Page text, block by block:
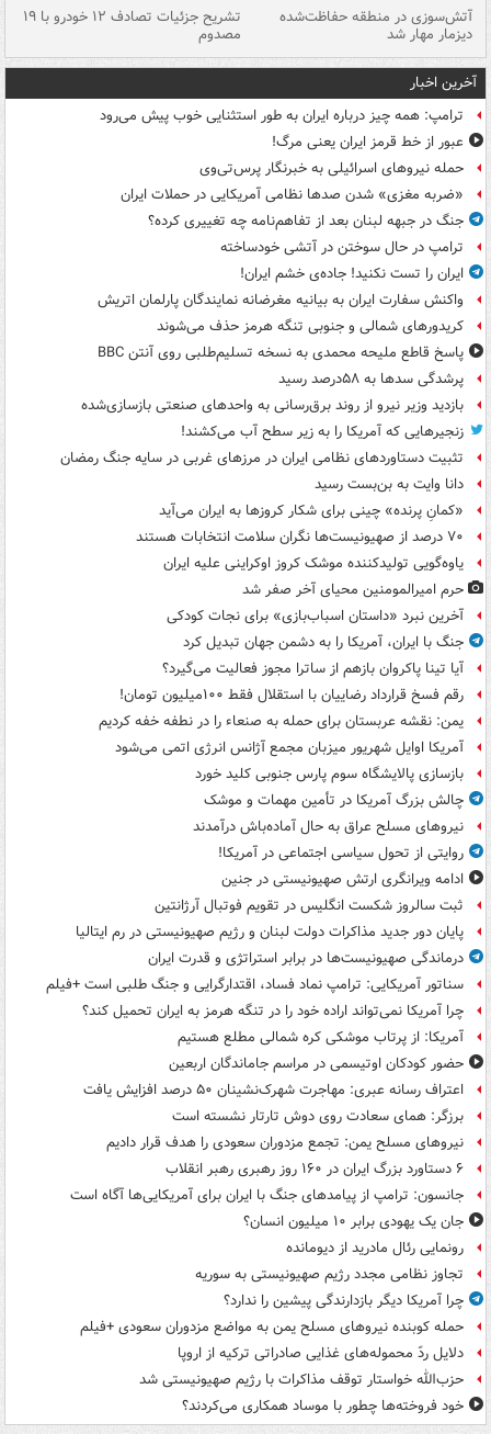
آتش‌سوزی در منطقه حفاظت‌شده
دیزمار مهار شد
تشریح جزئیات تصادف ۱۲ خودرو با ۱۹
مصدوم
آخرین اخبار
ترامپ: همه چیز درباره ایران به طور استثنایی خوب پیش می‌رود
عبور از خط قرمز ایران یعنی مرگ!
حمله نیروهای اسرائیلی به خبرنگار پرس‌تی‌وی
«ضربه مغزی» شدن صدها نظامی آمریکایی در حملات ایران
جنگ در جبهه لبنان بعد از تفاهم‌نامه چه تغییری کرده؟
ترامپ در حال سوختن در آتشی خودساخته
ایران را تست نکنید! جاده‌ی خشم ایران!
واکنش سفارت ایران به بیانیه مغرضانه نمایندگان پارلمان اتریش
کریدورهای شمالی و جنوبی تنگه هرمز حذف می‌شوند
پاسخ قاطع ملیحه محمدی به نسخه تسلیم‌طلبی روی آنتن BBC
پرشدگی سدها به ۵۸درصد رسید
بازدید وزیر نیرو از روند برق‌رسانی به واحدهای صنعتی بازسازی‌شده
زنجیرهایی که آمریکا را به زیر سطح آب می‌کشند!
تثبیت دستاوردهای نظامی ایران در مرزهای غربی در سایه جنگ رمضان
دانا وایت به بن‌بست رسید
«کمانِ پرنده» چینی برای شکار کروزها به ایران می‌آید
۷۰ درصد از صهیونیست‌ها نگران سلامت انتخابات هستند
یاوه‌گویی تولیدکننده موشک کروز اوکراینی علیه ایران
حرم امیرالمومنین محیای آخر صفر شد
آخرین نبرد «داستان اسباب‌بازی» برای نجات کودکی
جنگ با ایران، آمریکا را به دشمن جهان تبدیل کرد
آیا تینا پاکروان بازهم از ساترا مجوز فعالیت می‌گیرد؟
رقم فسخ قرارداد رضاییان با استقلال فقط ۱۰۰میلیون تومان!
یمن: نقشه عربستان برای حمله به صنعاء را در نطفه خفه کردیم
آمریکا اوایل شهریور میزبان مجمع آژانس انرژی اتمی می‌شود
بازسازی پالایشگاه سوم پارس جنوبی کلید خورد
چالش بزرگ آمریکا در تأمین مهمات و موشک
نیروهای مسلح عراق به حال آماده‌باش درآمدند
روایتی از تحول سیاسی اجتماعی در آمریکا!
ادامه ویرانگری ارتش صهیونیستی در جنین
ثبت سالروز شکست انگلیس در تقویم فوتبال آرژانتین
پایان دور جدید مذاکرات دولت لبنان و رژیم صهیونیستی در رم ایتالیا
درماندگی صهیونیست‌ها در برابر استراتژی و قدرت ایران
سناتور آمریکایی: ترامپ نماد فساد، اقتدارگرایی و جنگ طلبی است +فیلم
چرا آمریکا نمی‌تواند اراده خود را در تنگه هرمز به ایران تحمیل کند؟
آمریکا: از پرتاب موشکی کره شمالی مطلع هستیم
حضور کودکان اوتیسمی در مراسم جاماندگان اربعین
اعتراف رسانه عبری: مهاجرت شهرک‌نشینان ۵۰ درصد افزایش یافت
برزگر: همای سعادت روی دوش تارتار نشسته است
نیروهای مسلح یمن: تجمع مزدوران سعودی را هدف قرار دادیم
۶ دستاورد بزرگ ایران در ۱۶۰ روز رهبری رهبر انقلاب
جانسون: ترامپ از پیامدهای جنگ با ایران برای آمریکایی‌ها آگاه است
جان یک یهودی برابر ۱۰ میلیون انسان؟
رونمایی رئال مادرید از دیومانده
تجاوز نظامی مجدد رژیم صهیونیستی به سوریه
چرا آمریکا دیگر بازدارندگی پیشین را ندارد؟
حمله کوبنده نیروهای مسلح یمن به مواضع مزدوران سعودی +فیلم
دلایل ردّ محموله‌های غذایی صادراتی ترکیه از اروپا
حزب‌الله خواستار توقف مذاکرات با رژیم صهیونیستی شد
خود فروخته‌ها چطور با موساد همکاری می‌کردند؟